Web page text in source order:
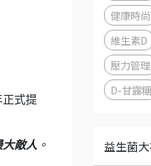
正式提
敵人 。
健康時尚
維生素D
壓力管理
D-甘露糖
益生菌